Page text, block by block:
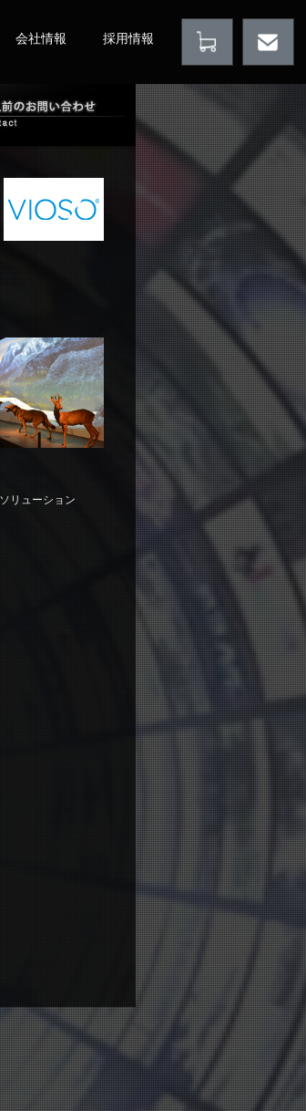
会社情報 採用情報
購入後のお問い合わせ 購入前のお問い
リューション